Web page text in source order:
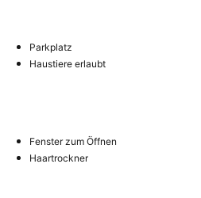
Parkplatz
Haustiere erlaubt
Fenster zum Öffnen
Haartrockner